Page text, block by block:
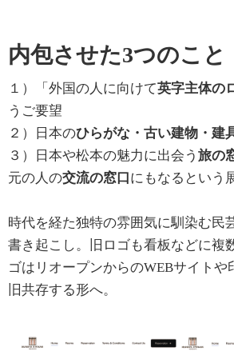
内包させた3つのこと
１）「外国の人に向けて英字主体の
うご要望
２）日本のひらがな・古い建物・建
３）日本や松本の魅力に出会う 旅の
元の人の交流の窓口 にもなるという
時代を経た独特の雰囲気に馴染む民
書き起こし。旧ロゴも看板などに複
ゴはリオープンからのWEBサイトや
旧共存する形へ。